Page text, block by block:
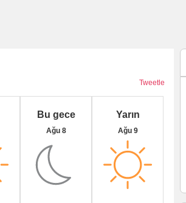
Tweetle
Bu gece
Ağu 8
Yarın
Ağu 9